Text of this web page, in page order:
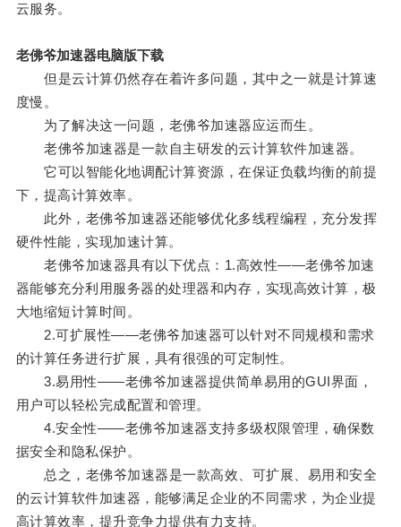
云服务。
老佛爷加速器电脑版下载
但是云计算仍然存在着许多问题，其中之一就是计算速
度慢。
为了解决这一问题，老佛爷加速器应运而生。
老佛爷加速器是一款自主研发的云计算软件加速器。
它可以智能化地调配计算资源，在保证负载均衡的前提
下，提高计算效率。
此外，老佛爷加速器还能够优化多线程编程，充分发挥
硬件性能，实现加速计算。
老佛爷加速器具有以下优点：1.高效性——老佛爷加速
器能够充分利用服务器的处理器和内存，实现高效计算，极
大地缩短计算时间。
2.可扩展性——老佛爷加速器可以针对不同规模和需求
的计算任务进行扩展，具有很强的可定制性。
3.易用性——老佛爷加速器提供简单易用的GUI界面，
用户可以轻松完成配置和管理。
4.安全性——老佛爷加速器支持多级权限管理，确保数
据安全和隐私保护。
总之，老佛爷加速器是一款高效、可扩展、易用和安全
的云计算软件加速器，能够满足企业的不同需求，为企业提
高计算效率，提升竞争力提供有力支持。